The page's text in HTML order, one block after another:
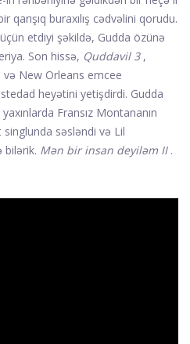
qarışıq buraxılış cədvəlini qorudu.
üçün etdiyi şəkildə, Gudda özünə
Son hissə, Quddavil 3,
New Orleans emcee
heyətini yetişdirdi. Gudda
Fransız Montananın
singlunda səsləndi və Lil
bilərik. Mən bir insan deyiləm II.